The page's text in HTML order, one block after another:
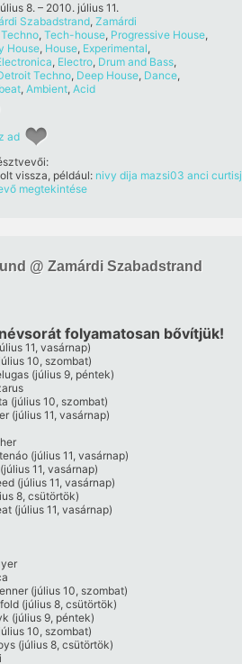
8. – 2010. július 11.
Szabadstrand, Zamárdi
Techno, Tech-house, Progressive House,
House, House, Experimental,
, Electro, Drum and Bass,
Techno, Deep House, Dance,
, Ambient, Acid
ad
vissza, például: nivy dija mazsi03 anci curtisj
megtekintése
@ Zamárdi Szabadstrand
folyamatosan bővítjük!
11, vasárnap)
10, szombat)
(július 9, péntek)
(július 10, szombat)
(július 11, vasárnap)
(július 11, vasárnap)
11, vasárnap)
(július 11, vasárnap)
8, csütörtök)
(július 11, vasárnap)
(július 10, szombat)
(július 8, csütörtök)
(július 9, péntek)
10, szombat)
(július 8, csütörtök)